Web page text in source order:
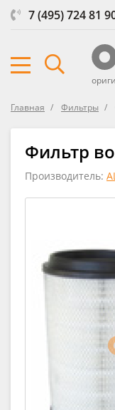
7 (495) 724 81
Главная Фильтры
Фильтр
Производитель: